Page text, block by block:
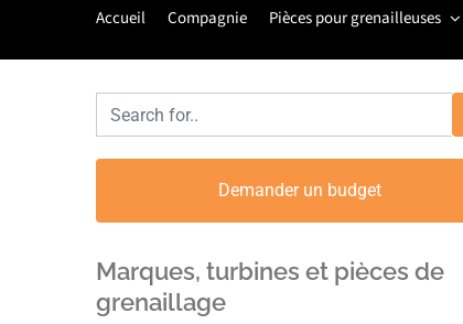
Accueil Compagnie Pièces pour grenailleuses
Demander un budget
Marques, turbines et pièces de
grenaillage